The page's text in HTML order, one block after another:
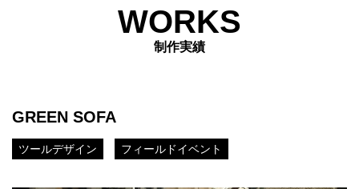
WORKS
制作実績
GREEN SOFA
ツールデザイン フィールドイベント